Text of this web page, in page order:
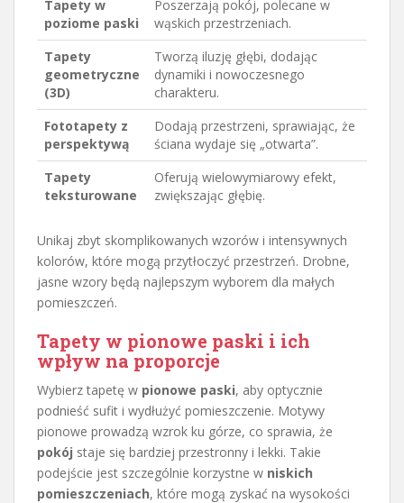
Tapety w
poziome paski
Poszerzają pokój, polecane w
wąskich przestrzeniach.
Tapety
geometryczne
(3D)
Tworzą iluzję głębi, dodając
dynamiki i nowoczesnego
charakteru.
Fototapety z
perspektywą
Dodają przestrzeni, sprawiając, że
ściana wydaje się „otwarta”.
Tapety
teksturowane
Oferują wielowymiarowy efekt,
zwiększając głębię.
Unikaj zbyt skomplikowanych wzorów i intensywnych
kolorów, które mogą przytłoczyć przestrzeń. Drobne,
jasne wzory będą najlepszym wyborem dla małych
pomieszczeń.
Tapety w pionowe paski i ich
wpływ na proporcje
Wybierz tapetę w pionowe paski, aby optycznie
podnieść sufit i wydłużyć pomieszczenie. Motywy
pionowe prowadzą wzrok ku górze, co sprawia, że
pokój staje się bardziej przestronny i lekki. Takie
podejście jest szczególnie korzystne w niskich
pomieszczeniach, które mogą zyskać na wysokości